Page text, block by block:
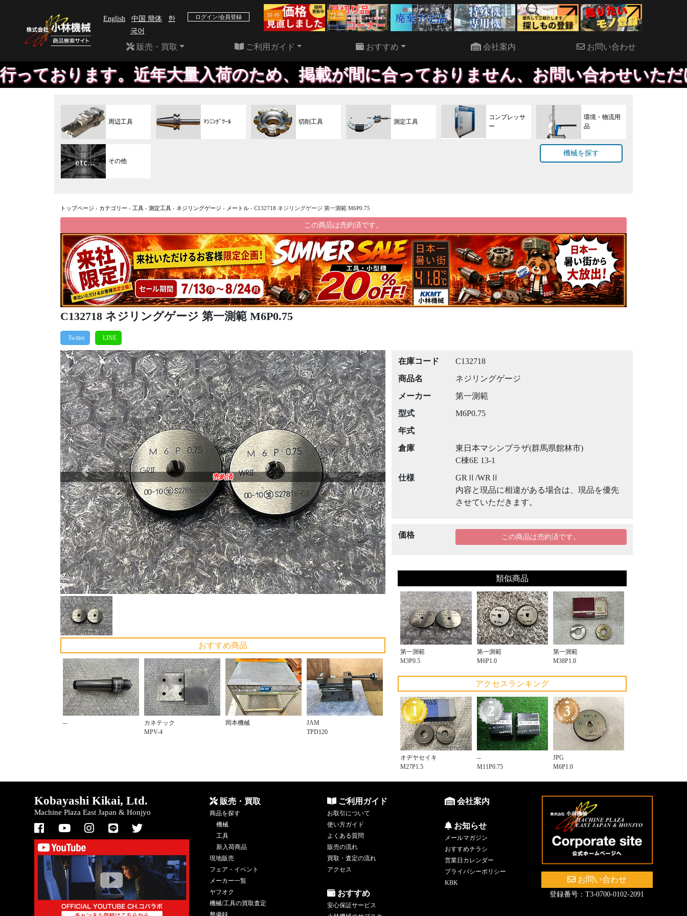
English 中国 簡体
한
국어
ログイン/会員登録 39 件 22 件
販売・買取 ご利用ガイド おすすめ 会社案内 お問い合わせ
近年大量入荷のため、掲載が間に合っておりません、お問い合わせいただければ、優先
周辺工具 ﾏｼﾆﾝｸﾞﾂｰﾙ 切削工具 測定工具
コンプレッサ
ー
環境・物流用
品
その他
機械を探す
トップページ › カテゴリー › 工具 › 測定工具 › ネジリングゲージ › メートル › C132718 ネジリングゲージ 第一測範 M6P0.75
この商品は売約済です。
C132718 ネジリングゲージ 第一測範 M6P0.75
売約済
Previous Next
おすすめ商品
--
カネテック
MPV-4
岡本機械
JAM
TPD120
在庫コード
C132718
商品名
ネジリングゲージ
メーカー
第一測範
型式
M6P0.75
年式
倉庫
東日本マシンプラザ(群馬県館林市)
C棟6E 13-1
仕様
GRⅡ/WRⅡ
内容と現品に相違がある場合は、現品を優先
させていただきます。
価格 この商品は売約済です。
類似商品
第一測範
M3P0.5
第一測範
M6P1.0
第一測範
M38P1.0
アクセスランキング
オヂヤセイキ
M27P1.5
--
M11P0.75
JPG
M6P1.0
Kobayashi Kikai, Ltd.
Machine Plaza East Japan & Honjyo
販売・買取
商品を探す
機械
工具
新入荷商品
現地販売
フェア・イベント
メーカー一覧
ヤフオク
機械/工具の買取査定
整備録
ご利用ガイド
お取引について
使い方ガイド
よくある質問
販売の流れ
買取・査定の流れ
アクセス
おすすめ
安心保証サービス
会社案内
お知らせ
メールマガジン
おすすめチラシ
営業日カレンダー
プライバシーポリシー
KBK
お問い合わせ
登録番号：T3-0700-0102-2091